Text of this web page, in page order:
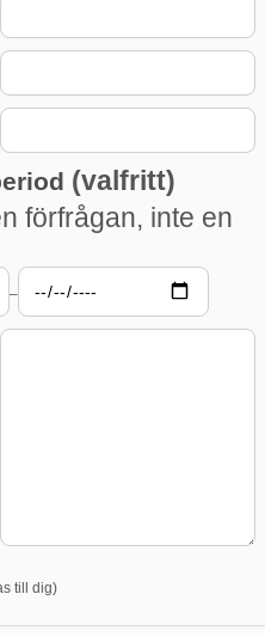
(valfritt)
förfrågan, inte en
–
till dig)